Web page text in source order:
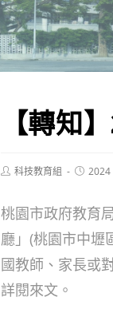
【轉知
Post科技教育組
Post2024
桃園市政府教育
廳」(桃園市中壢
國教師、家長或
詳閱來文。